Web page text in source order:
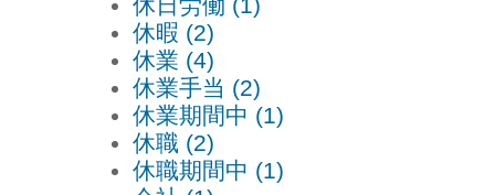
休日労働 (1)
休暇 (2)
休業 (4)
休業手当 (2)
休業期間中 (1)
休職 (2)
休職期間中 (1)